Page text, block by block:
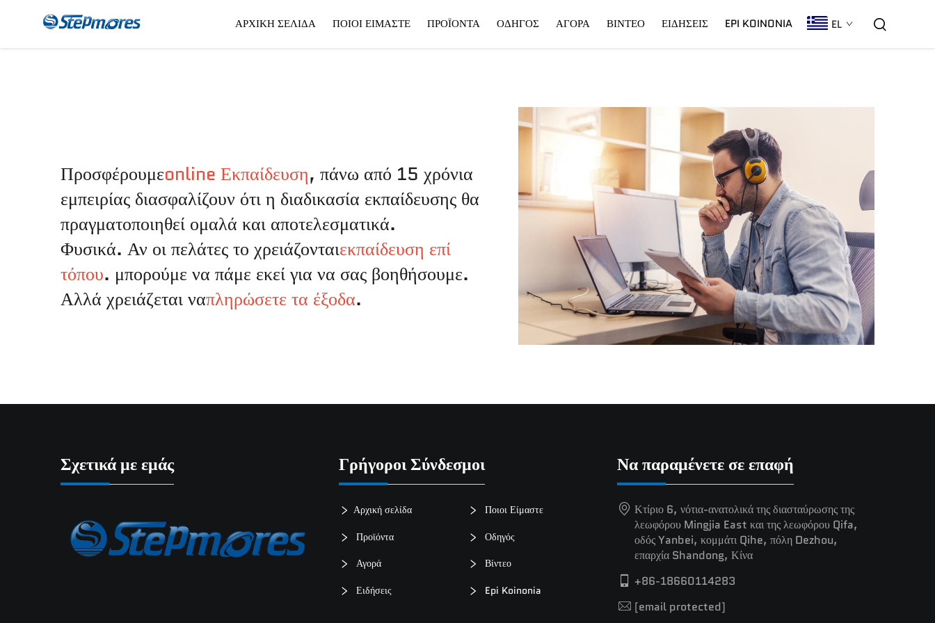
ΑΡΧΙΚΉ ΣΕΛΊΔΑ ΠΟΙΟΙ ΕΊΜΑΣΤΕ ΠΡΟΪΌΝΤΑ ΟΔΗΓΌΣ ΑΓΟΡΆ ΒΊΝΤΕΟ ΕΙΔΉΣΕΙΣ EPI KOINONIA EL
Προσφέρουμεonline Εκπαίδευση, πάνω από 15 χρόνια
εμπειρίας διασφαλίζουν ότι η διαδικασία εκπαίδευσης θα
πραγματοποιηθεί ομαλά και αποτελεσματικά.
Φυσικά. Αν οι πελάτες το χρειάζονταιεκπαίδευση επί
τόπου. μπορούμε να πάμε εκεί για να σας βοηθήσουμε.
Αλλά χρειάζεται ναπληρώσετε τα έξοδα.
Σχετικά με εμάς Γρήγοροι Σύνδεσμοι
Αρχική σελίδα
Ποιοι Είμαστε
Προϊόντα
Οδηγός
Αγορά
Βίντεο
Ειδήσεις
Epi Koinonia
Να παραμένετε σε επαφή
Κτίριο 6, νότια-ανατολικά της διασταύρωσης της
λεωφόρου Mingjia East και της λεωφόρου Qifa,
οδός Yanbei, κομμάτι Qihe, πόλη Dezhou,
επαρχία Shandong, Κίνα
+86-18660114283
[email protected]